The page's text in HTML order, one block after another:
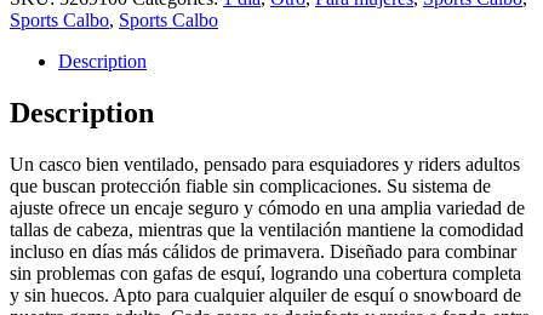
Sports Calbo, Sports Calbo
Description
Description
Un casco bien ventilado, pensado para esquiadores y riders adultos
que buscan protección fiable sin complicaciones. Su sistema de
ajuste ofrece un encaje seguro y cómodo en una amplia variedad de
tallas de cabeza, mientras que la ventilación mantiene la comodidad
incluso en días más cálidos de primavera. Diseñado para combinar
sin problemas con gafas de esquí, logrando una cobertura completa
y sin huecos. Apto para cualquier alquiler de esquí o snowboard de